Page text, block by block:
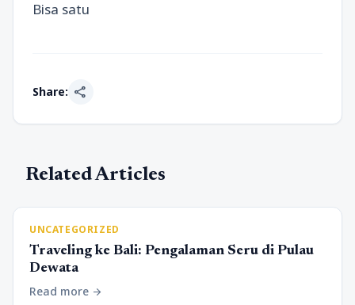
Bisa satu
Share: share
Related Articles
UNCATEGORIZED
Traveling ke Bali: Pengalaman Seru di Pulau
Dewata
Read more arrow_forward